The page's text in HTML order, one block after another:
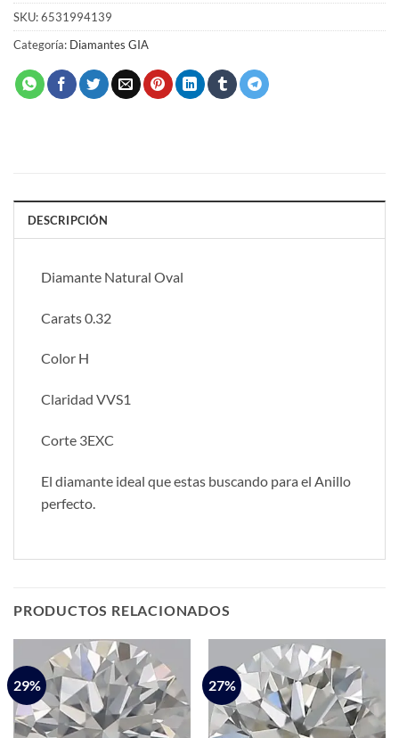
SKU:6531994139
Categoría: Diamantes GIA
DESCRIPCIÓN
Diamante Natural Oval
Carats 0.32
Color H
Claridad VVS1
Corte 3EXC
El diamante ideal que estas buscando para el Anillo
perfecto.
PRODUCTOS RELACIONADOS
29% 27%